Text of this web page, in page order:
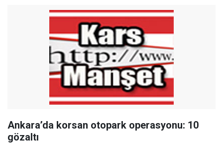
Ankara’da korsan otopark operasyonu: 10
gözaltı